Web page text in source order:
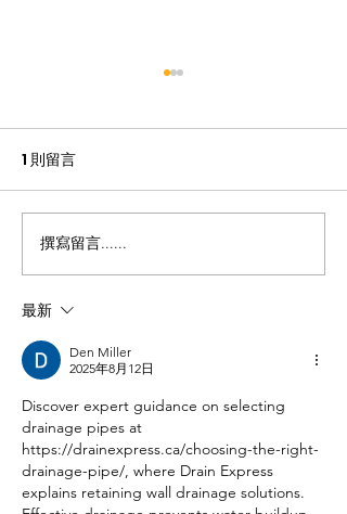
【龍耳資訊】
1 則留言
撰寫留言......
最新
Den Miller
2025年8月12日
Discover expert guidance on selecting
drainage pipes at
https://drainexpress.ca/choosing-the-right-
drainage-pipe/, where Drain Express
explains retaining wall drainage solutions.